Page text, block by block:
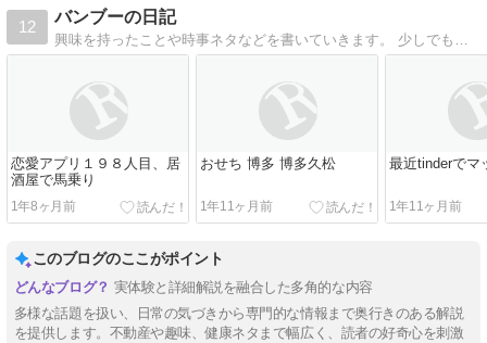
12
バンブーの日記
興味を持ったことや時事ネタなどを書いていきます。 少しでもお役に立ったり 楽しんでもらえたら嬉しいです。
恋愛アプリ１９８人目、居
酒屋で馬乗り
1年8ヶ月前
おせち 博多 博多久松
1年11ヶ月前
最近tinderでマ
1年11ヶ月前
このブログのここがポイント
実体験と詳細解説を融合した多角的な内容
多様な話題を扱い、日常の気づきから専門的な情報まで奥行きのある解説
を提供します。不動産や趣味、健康ネタまで幅広く、読者の好奇心を刺激